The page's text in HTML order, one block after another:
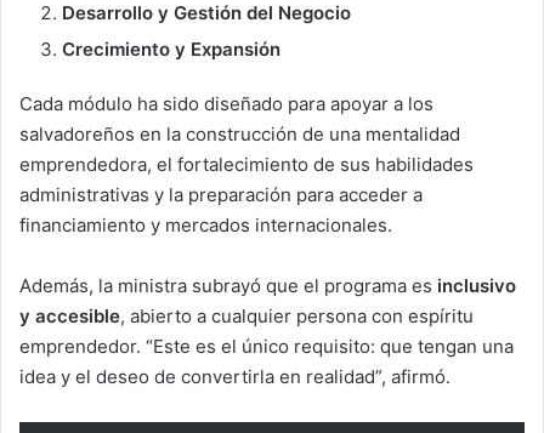
Desarrollo y Gestión del Negocio
Crecimiento y Expansión
Cada módulo ha sido diseñado para apoyar a los
salvadoreños en la construcción de una mentalidad
emprendedora, el fortalecimiento de sus habilidades
administrativas y la preparación para acceder a
financiamiento y mercados internacionales.
Además, la ministra subrayó que el programa es inclusivo
y accesible, abierto a cualquier persona con espíritu
emprendedor. “Este es el único requisito: que tengan una
idea y el deseo de convertirla en realidad”, afirmó.